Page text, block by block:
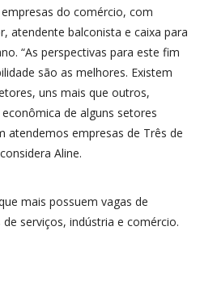
do comércio, com
atendente balconista e caixa para
“As perspectivas para este fim
são as melhores. Existem
uns mais que outros,
de alguns setores
atendemos empresas de Três de
Aline.
mais possuem vagas de
serviços, indústria e comércio.